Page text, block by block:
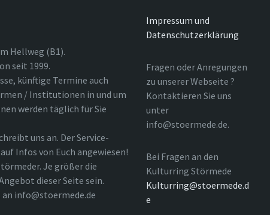
Hellweg (B1).
seit 1999.
künftige Termine auch
/ Institutionen in und um
werden täglich für Sie
uns an. Der Service-
Infos von Euch angewiesen!
Je größer die
dieser Seite sein.
info@stoermede.de
Impressum und
Datenschutzerklärung
Fragen oder Anregungen
zu unserer Webseite ?
Kontaktieren Sie uns
unter
info@stoermede.de.
Bei Fragen an den
Kulturring Störmede
Kulturring@stoermede.d
e